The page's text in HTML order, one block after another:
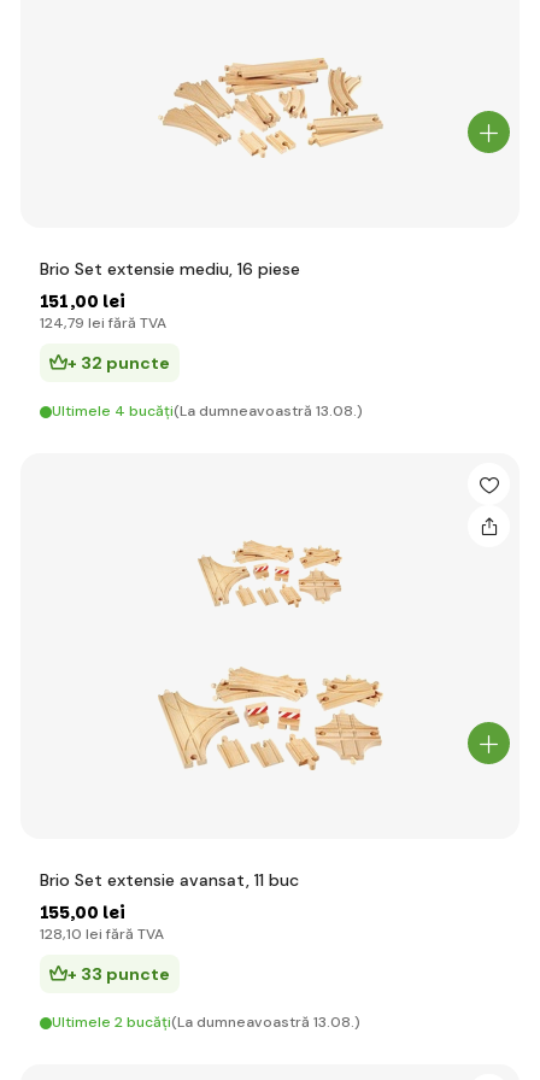
Brio Set extensie mediu, 16 piese
151,00 lei
124,79 lei fără TVA
+ 32 puncte
Ultimele 4 bucăți(La dumneavoastră 13.08.)
Brio Set extensie avansat, 11 buc
155,00 lei
128,10 lei fără TVA
+ 33 puncte
Ultimele 2 bucăți(La dumneavoastră 13.08.)